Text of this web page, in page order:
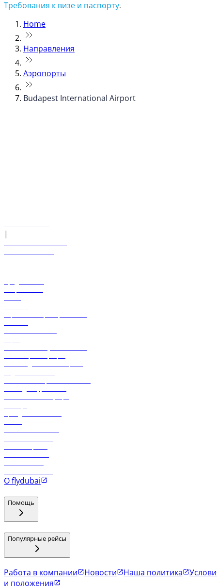
Требования к визе и паспорту.
Home
Направления
Аэропорты
Budapest International Airport
|
О flydubai
Помощь
Популярные рейсы
Работа в компании Новости Наша политика
и положения